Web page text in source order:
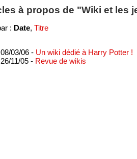
à propos de "Wiki et les
: Date, Titre
08/03/06 - Un wiki dédié à Harry Potter !
26/11/05 - Revue de wikis